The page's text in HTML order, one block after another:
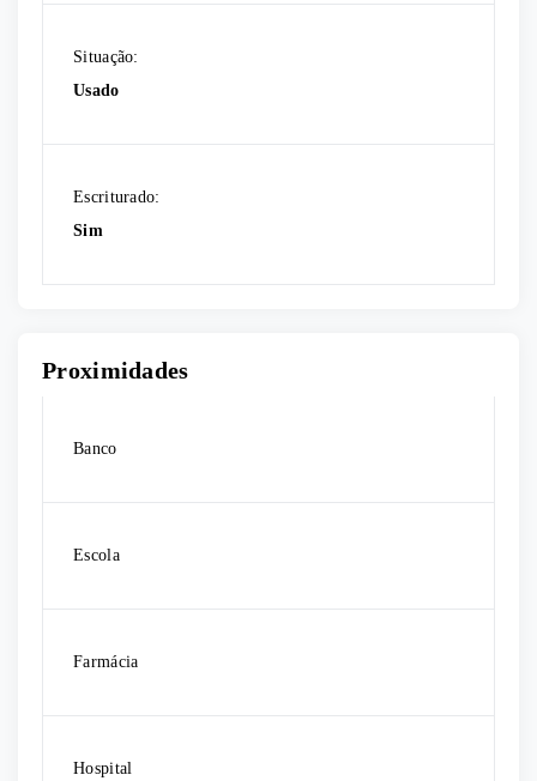
Situação:
Usado
Escriturado:
Sim
Proximidades
Banco
Escola
Farmácia
Hospital